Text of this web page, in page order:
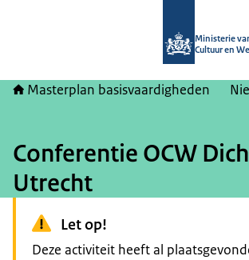
Ministerie
Cultuur en
Masterplan basisvaardigheden
Conferentie OCW
Utrecht
Let op!
Deze activiteit heeft al